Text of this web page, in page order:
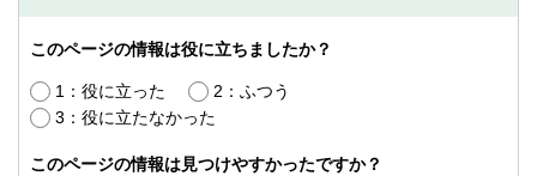
このページの情報は役に立ちましたか？
1：役に立った
2：ふつう
3：役に立たなかった
このページの情報は見つけやすかったですか？